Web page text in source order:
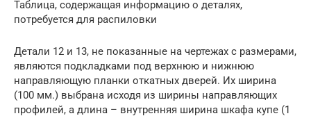
Таблица, содержащая информацию о деталях,
потребуется для распиловки
Детали 12 и 13, не показанные на чертежах с размерами,
являются подкладками под верхнюю и нижнюю
направляющую планки откатных дверей. Их ширина
(100 мм.) выбрана исходя из ширины направляющих
профилей, а длина – внутренняя ширина шкафа купе (1